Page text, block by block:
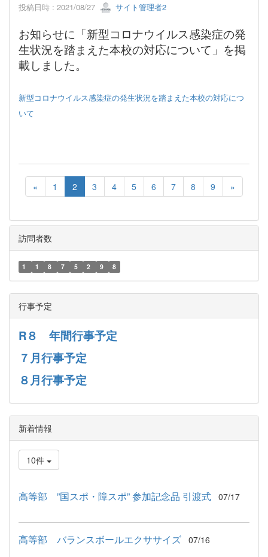
投稿日時 : 2021/08/27 サイト管理者2
お知らせに「新型コロナウイルス感染症の発
生状況を踏まえた本校の対応について」を掲
載しました。
新型コロナウイルス感染症の発生状況を踏まえた本校の対応につ
いて
« 1 2 3 4 5 6 7 8 9 »
訪問者数
1 1 8 7 5 2 9 8
行事予定
R８ 年間行事予定
７月行事予定
８月行事予定
新着情報
10件
高等部 ”国スポ・障スポ” 参加記念品 引渡式 07/17
高等部 バランスボールエクササイズ 07/16